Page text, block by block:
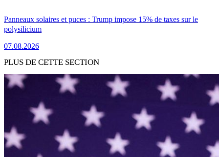
Panneaux solaires et puces : Trump impose 15% de taxes sur le
polysilicium
07.08.2026
PLUS DE CETTE SECTION